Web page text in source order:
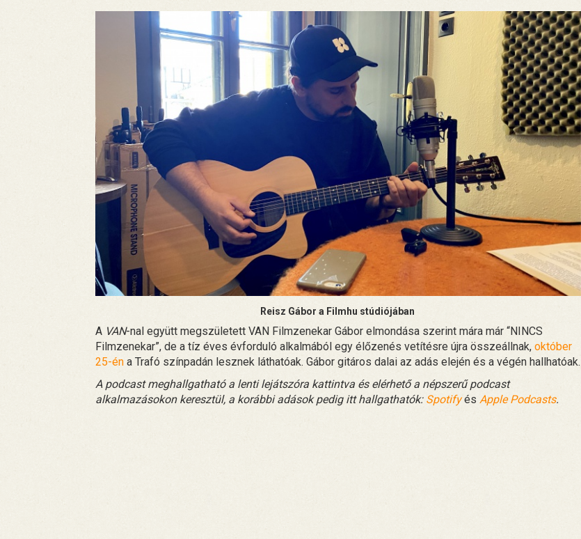
Reisz Gábor a Filmhu stúdiójában
A VAN-nal együtt megszületett VAN Filmzenekar Gábor elmondása szerint mára már “NINCS
Filmzenekar”, de a tíz éves évforduló alkalmából egy élőzenés vetítésre újra összeállnak, október
25-én a Trafó színpadán lesznek láthatóak. Gábor gitáros dalai az adás elején és a végén hallhatóak.
A podcast meghallgatható a lenti lejátszóra kattintva és elérhető a népszerű podcast
alkalmazásokon keresztül, a korábbi adások pedig itt hallgathatók: Spotifyés Apple Podcasts.